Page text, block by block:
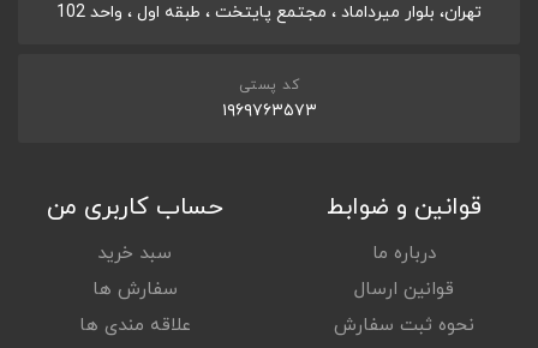
تهران، بلوار میرداماد ، مجتمع پایتخت ، طبقه اول ، واحد 102
کد پستی
۱۹۶۹۷۶۳۵۷۳
قوانین و ضوابط
درباره ما
قوانین ارسال
نحوه ثبت سفارش
حساب کاربری من
سبد خرید
سفارش ها
علاقه مندی ها